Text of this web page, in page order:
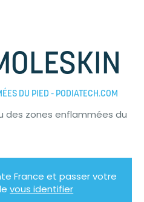
DU PIED - PODIATECH.COM
des zones enflammées du
France et passer votre
vous identifier